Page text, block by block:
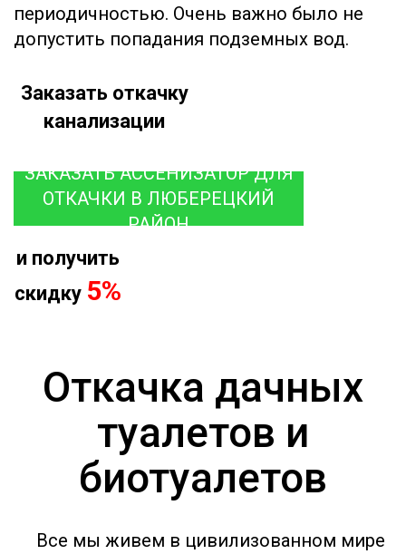
периодичностью. Очень важно было не
допустить попадания подземных вод.
Заказать откачку
канализации
ЗАКАЗАТЬ АССЕНИЗАТОР ДЛЯ
ОТКАЧКИ В ЛЮБЕРЕЦКИЙ
РАЙОН
и получить
скидку 5%
Откачка дачных
туалетов и
биотуалетов
Все мы живем в цивилизованном мире